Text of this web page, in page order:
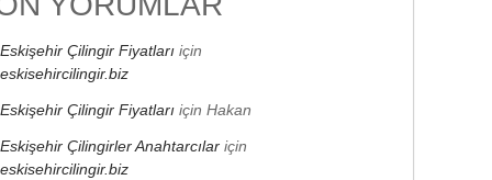
Eskişehir Çilingir Fiyatları için
eskisehircilingir.biz
Eskişehir Çilingir Fiyatları için Hakan
Eskişehir Çilingirler Anahtarcılar için
eskisehircilingir.biz